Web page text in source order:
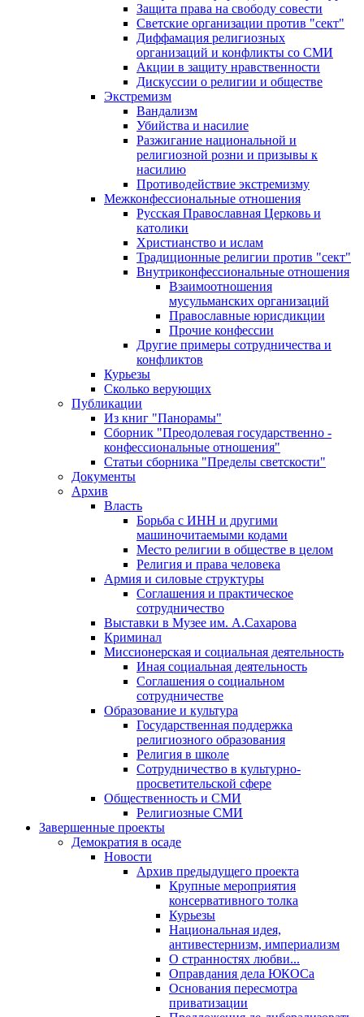
Защита права на свободу совести
Светские организации против "сект"
Диффамация религиозных
организаций и конфликты со СМИ
Акции в защиту нравственности
Дискуссии о религии и обществе
Экстремизм
Вандализм
Убийства и насилие
Разжигание национальной и
религиозной розни и призывы к
насилию
Противодействие экстремизму
Межконфессиональные отношения
Русская Православная Церковь и
католики
Христианство и ислам
Традиционные религии против "сект"
Внутриконфессиональные отношения
Взаимоотношения
мусульманских организаций
Православные юрисдикции
Прочие конфессии
Другие примеры сотрудничества и
конфликтов
Курьезы
Сколько верующих
Публикации
Из книг "Панорамы"
Сборник "Преодолевая государственно -
конфессиональные отношения"
Статьи сборника "Пределы светскости"
Документы
Архив
Власть
Борьба с ИНН и другими
машиночитаемыми кодами
Место религии в обществе в целом
Религия и права человека
Армия и силовые структуры
Соглашения и практическое
сотрудничество
Выставки в Музее им. А.Сахарова
Криминал
Миссионерская и социальная деятельность
Иная социальная деятельность
Соглашения о социальном
сотрудничестве
Образование и культура
Государственная поддержка
религиозного образования
Религия в школе
Сотрудничество в культурно-
просветительской сфере
Общественность и СМИ
Религиозные СМИ
Завершенные проекты
Демократия в осаде
Новости
Архив предыдущего проекта
Крупные мероприятия
консервативного толка
Курьезы
Национальная идея,
антивестернизм, империализм
О странностях любви...
Оправдания дела ЮКОСа
Основания пересмотра
приватизации